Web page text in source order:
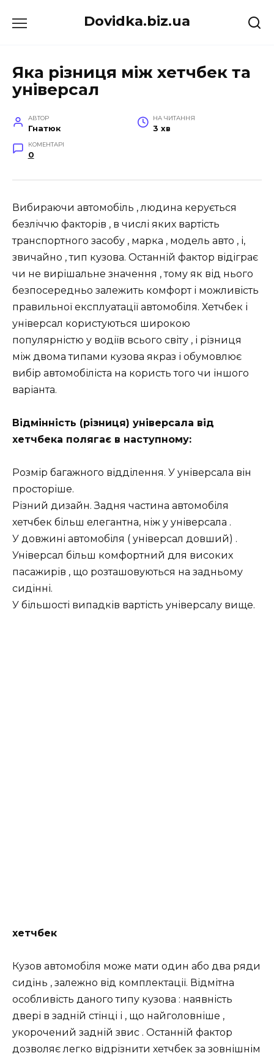
до
Dovidka.biz.ua
Яка різниця між хетчбек та
універсал
АВТОР
Гнатюк
НА ЧИТАННЯ
3 хв
КОМЕНТАРІ
0
Вибираючи автомобіль , людина керується
безліччю факторів , в числі яких вартість
транспортного засобу , марка , модель авто , і,
звичайно , тип кузова. Останній фактор відіграє
чи не вирішальне значення , тому як від нього
безпосередньо залежить комфорт і можливість
правильної експлуатації автомобіля. Хетчбек і
універсал користуються широкою
популярністю у водіїв всього світу , і різниця
між двома типами кузова якраз і обумовлює
вибір автомобіліста на користь того чи іншого
варіанта.
Відмінність (різниця) універсала від
хетчбека полягає в наступному:
Розмір багажного відділення. У універсала він
просторіше.
Різний дизайн. Задня частина автомобіля
хетчбек більш елегантна, ніж у універсала .
У довжині автомобіля ( універсал довший) .
Універсал більш комфортний для високих
пасажирів , що розташовуються на задньому
сидінні.
У більшості випадків вартість універсалу вище.
хетчбек
Кузов автомобіля може мати один або два ряди
сидінь , залежно від комплектації. Відмітна
особливість даного типу кузова : наявність
двері в задній стінці і , що найголовніше ,
укорочений задній звис . Останній фактор
дозволяє легко відрізнити хетчбек за зовнішнім